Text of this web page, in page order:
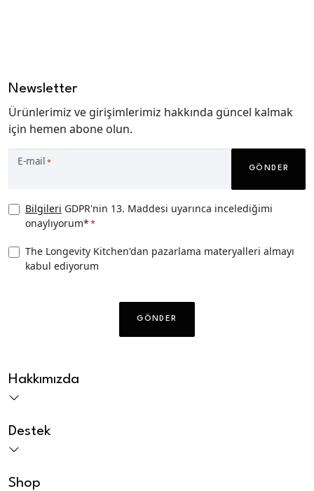
Newsletter
Ürünlerimiz ve girişimlerimiz hakkında güncel kalmak
için hemen abone olun.
E-mail*
GÖNDER
Privacy
Consent
Bilgileri GDPR'nin 13. Maddesi uyarınca incelediğimi
onaylıyorum**
TLK
Pazarlama
The Longevity Kitchen'dan pazarlama materyalleri almayı
kabul ediyorum
Hakkımızda
Destek
Shop